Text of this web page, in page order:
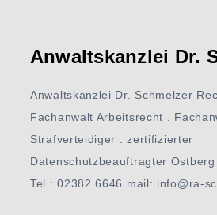
Anwaltskanzlei Dr.
Anwaltskanzlei Dr. Schmelzer
Fachanwalt Arbeitsrecht .
Strafverteidiger . zertifizierter
Datenschutzbeauftragter
Tel.: 02382 6646 mail: info@ra-